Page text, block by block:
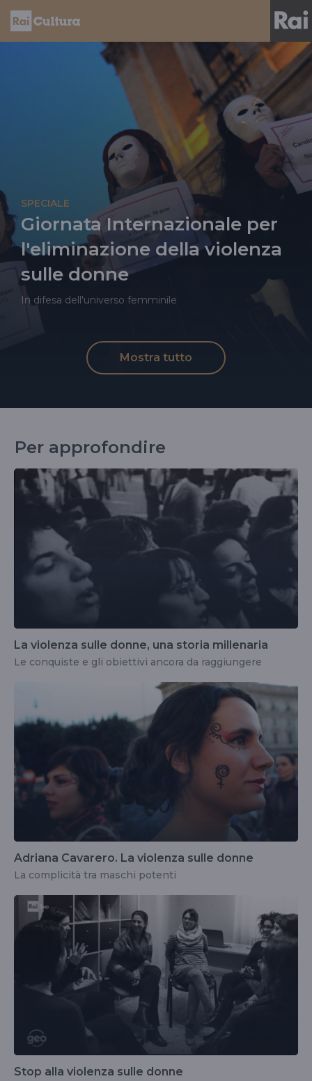
SPECIALE
Giornata Internazionale per
l'eliminazione della violenza
sulle donne
In difesa dell'universo femminile
Mostra tutto
Per approfondire
La violenza sulle donne, una storia millenaria
Le conquiste e gli obiettivi ancora da raggiungere
Adriana Cavarero. La violenza sulle donne
La complicità tra maschi potenti
Stop alla violenza sulle donne